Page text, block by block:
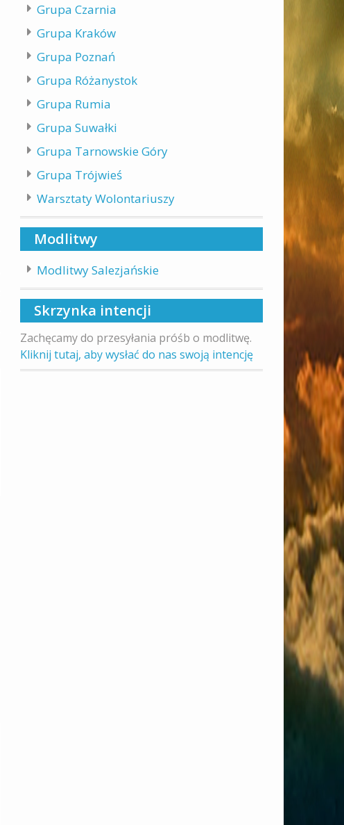
Grupa Czarnia
Grupa Kraków
Grupa Poznań
Grupa Różanystok
Grupa Rumia
Grupa Suwałki
Grupa Tarnowskie Góry
Grupa Trójwieś
Warsztaty Wolontariuszy
Modlitwy
Modlitwy Salezjańskie
Skrzynka intencji
Zachęcamy do przesyłania próśb o modlitwę.
Kliknij tutaj, aby wysłać do nas swoją intencję